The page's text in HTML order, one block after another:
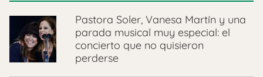
Pastora Soler, Vanesa Martín y una
parada musical muy especial: el
concierto que no quisieron
perderse